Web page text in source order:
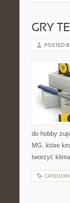
GRY
POSTED
do hobby
MG, które
tworzyć